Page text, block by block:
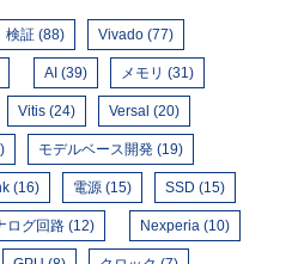
検証 (88) Vivado (77)
AI (39) メモリ (31)
Vitis (24) Versal (20)
モデルベース開発 (19)
(16) 電源 (15) SSD (15)
ログ回路 (12) Nexperia (10)